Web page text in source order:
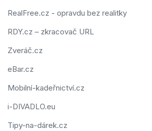
RealFree.cz - opravdu bez realitky
RDY.cz – zkracovač URL
Zveráč.cz
eBar.cz
Mobilní-kadeřnictví.cz
i-DIVADLO.eu
Tipy-na-dárek.cz